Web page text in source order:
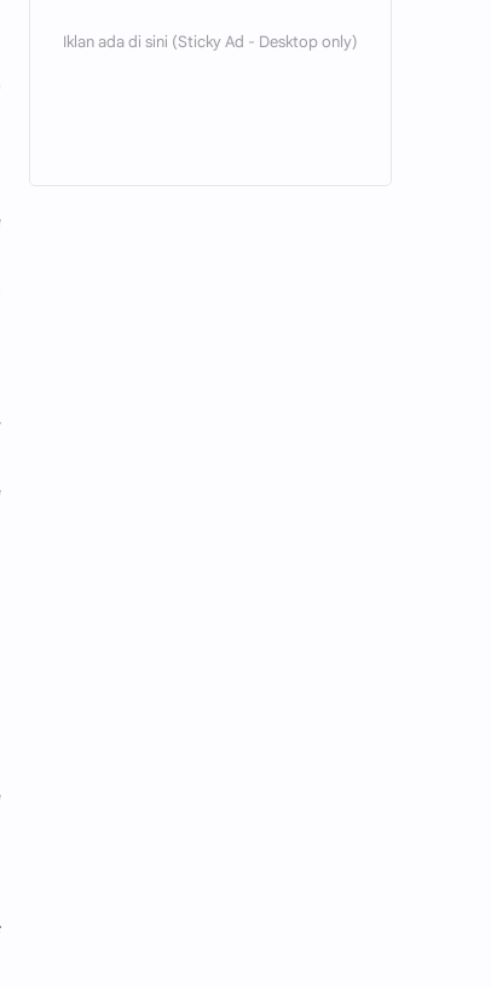
kutai barat lain-lain